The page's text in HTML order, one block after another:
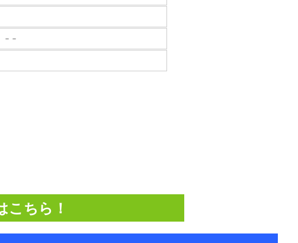
－－
こちら！